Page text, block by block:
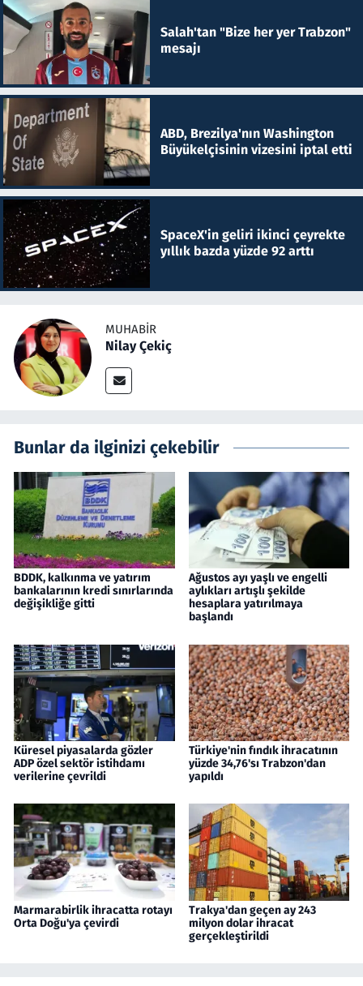
Salah'tan "Bize her yer Trabzon"
mesajı
ABD, Brezilya'nın Washington
Büyükelçisinin vizesini iptal etti
SpaceX'in geliri ikinci çeyrekte
yıllık bazda yüzde 92 arttı
MUHABIR
Nilay Çekiç
Bunlar da ilginizi çekebilir
BDDK, kalkınma ve yatırım
bankalarının kredi sınırlarında
değişikliğe gitti
Ağustos ayı yaşlı ve engelli
aylıkları artışlı şekilde
hesaplara yatırılmaya
başlandı
Küresel piyasalarda gözler
ADP özel sektör istihdamı
verilerine çevrildi
Türkiye'nin fındık ihracatının
yüzde 34,76'sı Trabzon'dan
yapıldı
Marmarabirlik ihracatta rotayı
Orta Doğu'ya çevirdi
Trakya'dan geçen ay 243
milyon dolar ihracat
gerçekleştirildi